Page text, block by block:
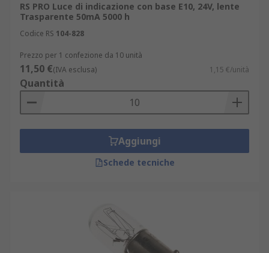
RS PRO Luce di indicazione con base E10, 24V, lente
Trasparente 50mA 5000 h
Codice RS 104-828
Prezzo per 1 confezione da 10 unità
11,50 €(IVA esclusa) 1,15 €/unità
Quantità
Aggiungi
Schede tecniche